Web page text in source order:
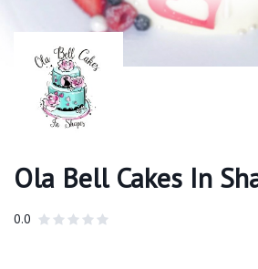
Ola Bell Cakes In
0.0